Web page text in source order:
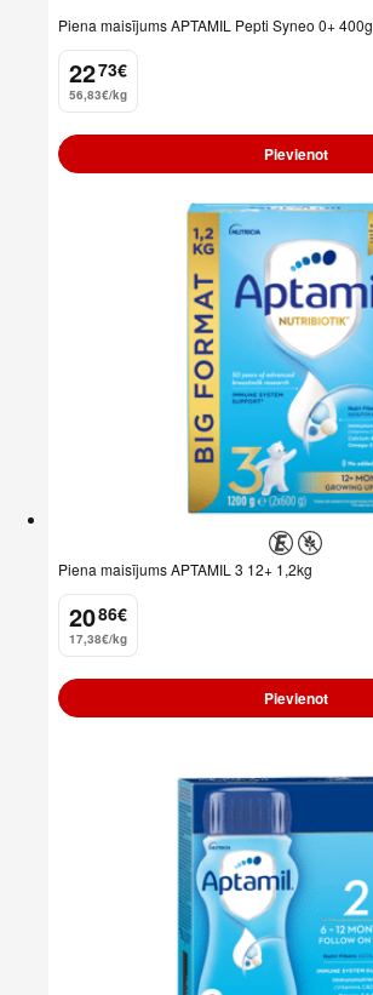
Piena maisījums APTAMIL Pepti Syneo 0+ 400g
22
. 73€
56,83€/kg
Pievienot
Piena maisījums APTAMIL 3 12+ 1,2kg
20
. 86€
17,38€/kg
Pievienot